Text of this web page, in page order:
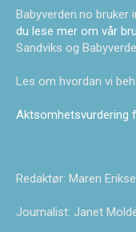
Babyverden.no
du lese mer om vår
Sandviks og
Les om hvordan vi
Aktsomhetsvurdering
Redaktør: Maren
Journalist: Janet